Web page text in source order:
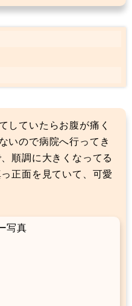
していたらお腹が痛く
いので病院へ行ってき
順調に大きくなってる
正面を見ていて、可愛